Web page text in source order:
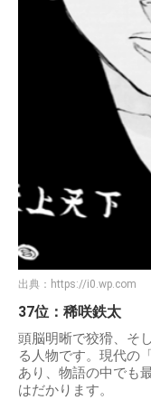
出典： https://i0.wp.com
37位：稀咲鉄太
頭脳明晰で狡猾、そ
る人物です。現代の
あり、物語の中でも
はだかります。